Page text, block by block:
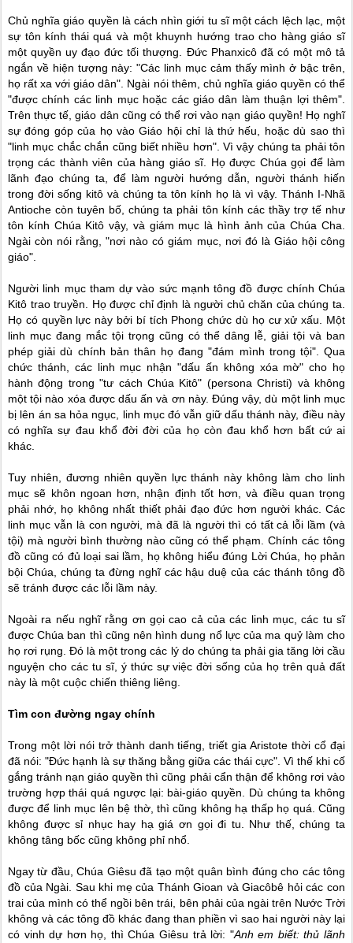
Chủ nghĩa giáo quyền là cách nhìn giới tu sĩ một cách lệch lạc, một
sự tôn kính thái quá và một khuynh hướng trao cho hàng giáo sĩ
một quyền uy đạo đức tối thượng. Đức Phanxicô đã có một mô tả
ngắn về hiện tượng này: "Các linh mục cảm thấy mình ở bậc trên,
họ rất xa với giáo dân". Ngài nói thêm, chủ nghĩa giáo quyền có thể
"được chính các linh mục hoặc các giáo dân làm thuận lợi thêm".
Trên thực tế, giáo dân cũng có thể rơi vào nạn giáo quyền! Họ nghĩ
sự đóng góp của họ vào Giáo hội chỉ là thứ hếu, hoặc dù sao thì
"linh mục chắc chắn cũng biết nhiều hơn". Vì vậy chúng ta phải tôn
trọng các thành viên của hàng giáo sĩ. Họ được Chúa gọi để làm
lãnh đạo chúng ta, để làm người hướng dẫn, người thánh hiến
trong đời sống kitô và chúng ta tôn kính họ là vì vậy. Thánh I-Nhã
Antioche còn tuyên bố, chúng ta phải tôn kính các thầy trợ tế như
tôn kính Chúa Kitô vậy, và giám mục là hình ảnh của Chúa Cha.
Ngài còn nói rằng, "nơi nào có giám mục, nơi đó là Giáo hội công
giáo".
Người linh mục tham dự vào sức mạnh tông đồ được chính Chúa
Kitô trao truyền. Họ được chỉ định là người chủ chăn của chúng ta.
Họ có quyền lực này bởi bí tích Phong chức dù họ cư xử xấu. Một
linh mục đang mắc tội trọng cũng có thể dâng lễ, giải tội và ban
phép giải dù chính bản thân họ đang "đám mình trong tội". Qua
chức thánh, các linh mục nhận "dấu ấn không xóa mờ" cho họ
hành động trong "tư cách Chúa Kitô" (persona Christi) và không
một tội nào xóa được dấu ấn và ơn này. Đúng vậy, dù một linh mục
bị lên án sa hỏa ngục, linh mục đó vẫn giữ dấu thánh này, điều này
có nghĩa sự đau khổ đời đời của họ còn đau khổ hơn bất cứ ai
khác.
Tuy nhiên, đương nhiên quyền lực thánh này không làm cho linh
mục sẽ khôn ngoan hơn, nhận định tốt hơn, và điều quan trọng
phải nhớ, họ không nhất thiết phải đạo đức hơn người khác. Các
linh mục vẫn là con người, mà đã là người thì có tất cả lỗi lầm (và
tội) mà người bình thường nào cũng có thể phạm. Chính các tông
đồ cũng có đủ loại sai lầm, họ không hiểu đúng Lời Chúa, họ phản
bội Chúa, chúng ta đừng nghĩ các hậu duệ của các thánh tông đồ
sẽ tránh được các lỗi lầm này.
Ngoài ra nếu nghĩ rằng ơn gọi cao cả của các linh mục, các tu sĩ
được Chúa ban thì cũng nên hình dung nổ lực của ma quỷ làm cho
họ rơi rụng. Đó là một trong các lý do chúng ta phải gia tăng lời cầu
nguyện cho các tu sĩ, ý thức sự việc đời sống của họ trên quả đất
này là một cuộc chiến thiêng liêng.
Tìm con đường ngay chính
Trong một lời nói trở thành danh tiếng, triết gia Aristote thời cổ đại
đã nói: "Đức hạnh là sự thăng bằng giữa các thái cực". Vì thế khi cố
gắng tránh nạn giáo quyền thì cũng phải cẩn thận để không rơi vào
trường hợp thái quá ngược lại: bài-giáo quyền. Dù chúng ta không
được để linh mục lên bệ thờ, thì cũng không hạ thấp họ quá. Cũng
không được sỉ nhục hay hạ giá ơn gọi đi tu. Như thế, chúng ta
không tâng bốc cũng không phỉ nhổ.
Ngay từ đầu, Chúa Giêsu đã tạo một quân bình đúng cho các tông
đồ của Ngài. Sau khi mẹ của Thánh Gioan và Giacôbê hỏi các con
trai của mình có thể ngồi bên trái, bên phải của ngài trên Nước Trời
không và các tông đồ khác đang than phiền vì sao hai người này lại
có vinh dự hơn họ, thì Chúa Giêsu trả lời: "Anh em biết: thủ lãnh